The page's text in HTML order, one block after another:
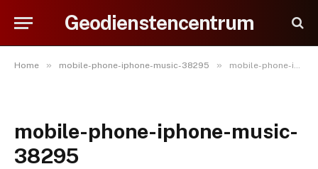
Geodienstencentrum
Home » mobile-phone-iphone-music-38295 » mobile-phone-iphone-music-38295
mobile-phone-iphone-music-
38295